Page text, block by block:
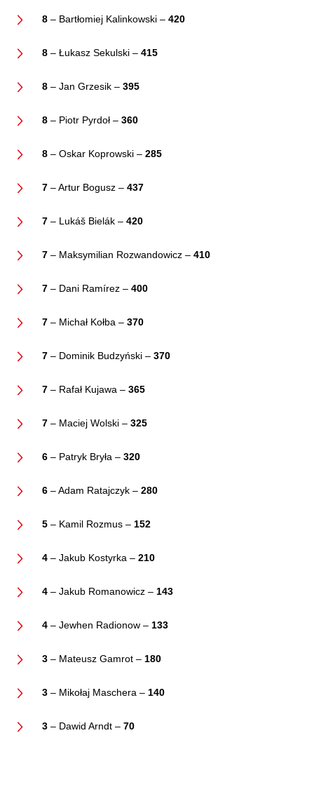
8 – Bartłomiej Kalinkowski – 420
8 – Łukasz Sekulski – 415
8 – Jan Grzesik – 395
8 – Piotr Pyrdoł – 360
8 – Oskar Koprowski – 285
7 – Artur Bogusz – 437
7 – Lukáš Bielák – 420
7 – Maksymilian Rozwandowicz – 410
7 – Dani Ramírez – 400
7 – Michał Kołba – 370
7 – Dominik Budzyński – 370
7 – Rafał Kujawa – 365
7 – Maciej Wolski – 325
6 – Patryk Bryła – 320
6 – Adam Ratajczyk – 280
5 – Kamil Rozmus – 152
4 – Jakub Kostyrka – 210
4 – Jakub Romanowicz – 143
4 – Jewhen Radionow – 133
3 – Mateusz Gamrot – 180
3 – Mikołaj Maschera – 140
3 – Dawid Arndt – 70